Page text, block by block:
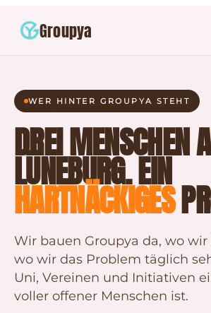
Groupya
WER HINTER GROUPYA STEHT
DREI MENSCHEN
LÜNEBURG. EIN
HARTNÄCKIGES
Wir bauen Groupya da, wo
wo wir das Problem täglich
Uni, Vereinen und Initiativen
voller offener Menschen ist.